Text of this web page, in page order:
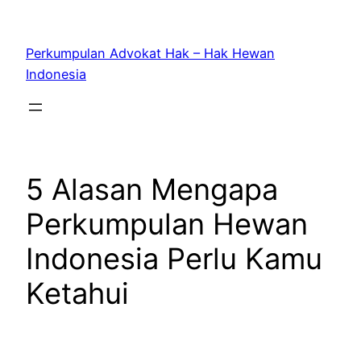
content
Perkumpulan Advokat Hak – Hak Hewan
Indonesia
5 Alasan Mengapa
Perkumpulan Hewan
Indonesia Perlu Kamu
Ketahui